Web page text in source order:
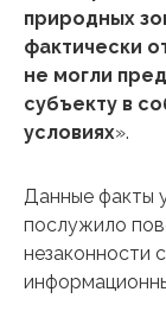
природных
фактически
не могли
субъекту в
условиях».
Данные факты
послужило
незаконности